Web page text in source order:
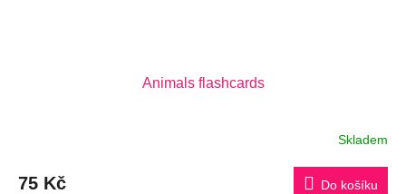
Animals flashcards
Skladem
75 Kč Do košíku